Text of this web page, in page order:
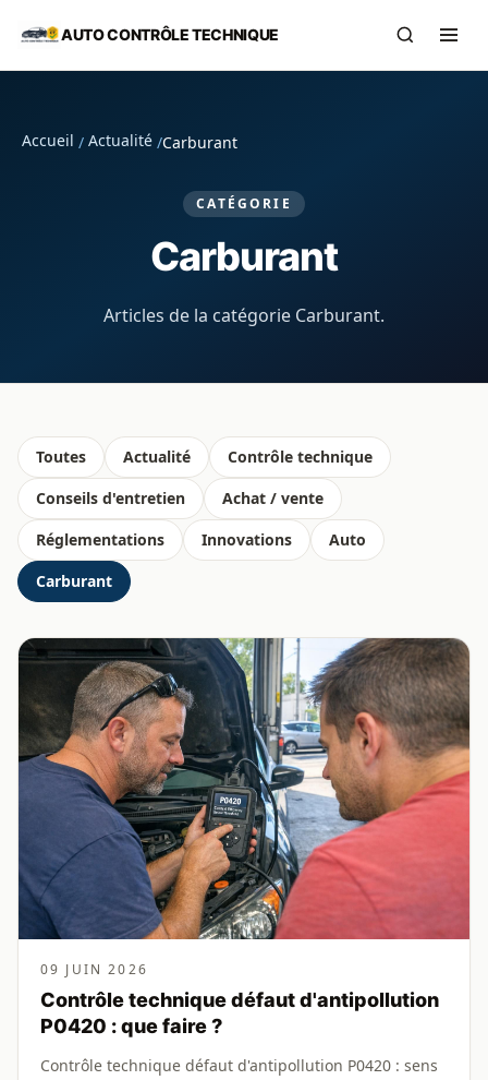
Aller au contenu principal
AUTO CONTRÔLE TECHNIQUE
Accueil / Actualité /Carburant
CATÉGORIE
Carburant
Articles de la catégorie Carburant.
Toutes Actualité
Contrôle technique
Conseils d'entretien
Achat / vente
Réglementations
Innovations
Auto
Carburant
09 JUIN 2026
Contrôle technique défaut d'antipollution
P0420 : que faire ?
Contrôle technique défaut d'antipollution P0420 : sens